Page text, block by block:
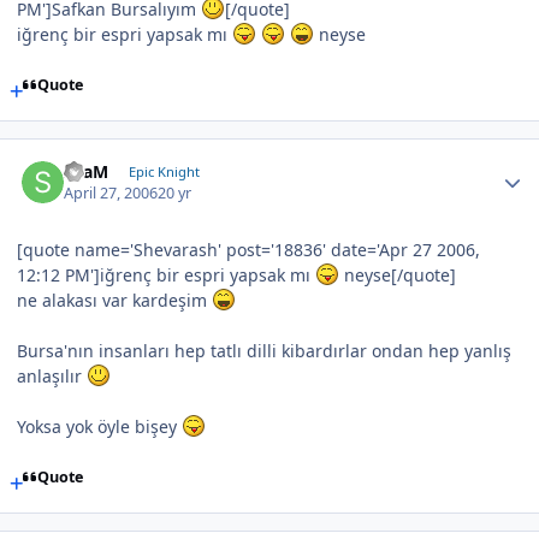
PM']Safkan Bursalıyım
[/quote]
iğrenç bir espri yapsak mı
neyse
Quote
SLaM Epic Knight
April 27, 200620 yr
[quote name='Shevarash' post='18836' date='Apr 27 2006,
12:12 PM']iğrenç bir espri yapsak mı
neyse[/quote]
ne alakası var kardeşim
Bursa'nın insanları hep tatlı dilli kibardırlar ondan hep yanlış
anlaşılır
Yoksa yok öyle bişey
Quote